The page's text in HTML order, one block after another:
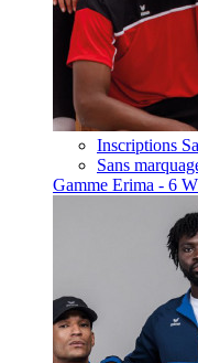
Inscriptions
Sans
Gamme Erima - 6